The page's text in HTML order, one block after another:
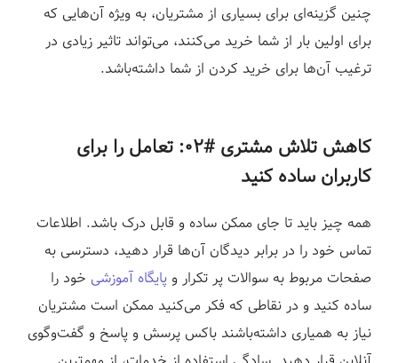
چنین گزینه‌ای برای بسیاری از مشتریان، به ویژه آن‌هایی که
برای اولین بار از شما خرید می‌کنند، می‌تواند تاثیر زیادی در
ترغیب آن‌ها برای خرید کردن از شما داشته‌باشد.
کاهش تلاش مشتری #۰۲:
تعامل را برای
کاربران ساده کنید
همه چیز باید تا جای ممکن ساده و قابل درک باشد. اطلاعات
تماس خود را در برابر دیدگان آن‌ها قرار دهید، دسترسی به
صفحات مربوط به سوالات پر تکرار و پایگاه آموزشی خود را
ساده کنید و در نقاطی که فکر می‌کنید ممکن است مشتریان
نیاز به همیاری داشته‌باشند باکس پرسش و پاسخ و گفت‌وگوی